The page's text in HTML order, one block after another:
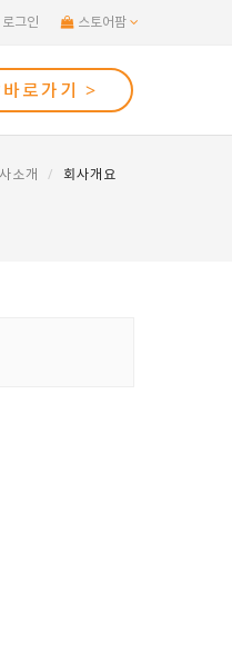
그인 스토어팜
로가기 >
소개 회사개요